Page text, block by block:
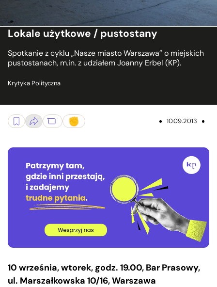
Lokale użytkowe / pustostany
Spotkanie z cyklu „Nasze miasto Warszawa” o miejskich
pustostanach, m.in. z udziałem Joanny Erbel (KP).
Krytyka Polityczna
10.09.2013
10 września, wtorek, godz. 19.00, Bar Prasowy,
ul. Marszałkowska 10/16, Warszawa